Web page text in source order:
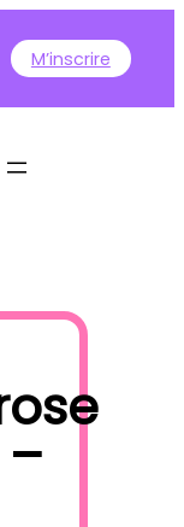
M’inscrire
–